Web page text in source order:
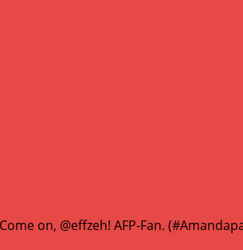
on, @effzeh! AFP-Fan.